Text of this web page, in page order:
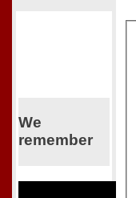
We
remember